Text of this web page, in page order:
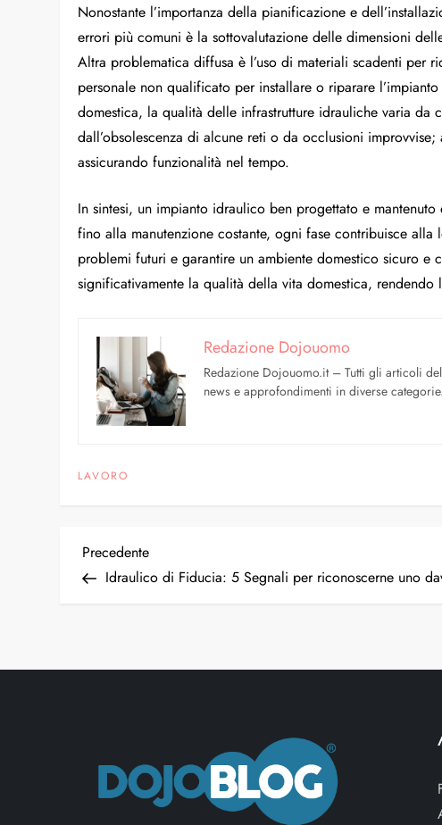
Nonostante l’importanza della pianificazione e
errori più comuni è la sottovalutazione delle dimensioni
Altra problematica diffusa è l’uso di materiali scadenti per
personale non qualificato per installare o riparare
domestica, la qualità delle infrastrutture idrauliche varia
dall’obsolescenza di alcune reti o da occlusioni
assicurando funzionalità nel tempo.
In sintesi, un impianto idraulico ben progettato e
fino alla manutenzione costante, ogni fase contribuisce
problemi futuri e garantire un ambiente domestico sicuro
significativamente la qualità della vita domestica,
Redazione Dojouomo
Redazione Dojouomo.it – Tutti gli articoli
news e approfondimenti in diverse
LAVORO
Precedente
Idraulico di Fiducia: 5 Segnali per riconoscerne uno